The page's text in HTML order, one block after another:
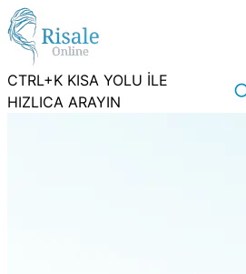
CTRL+K KISA YOLU İLE
HIZLICA ARAYIN